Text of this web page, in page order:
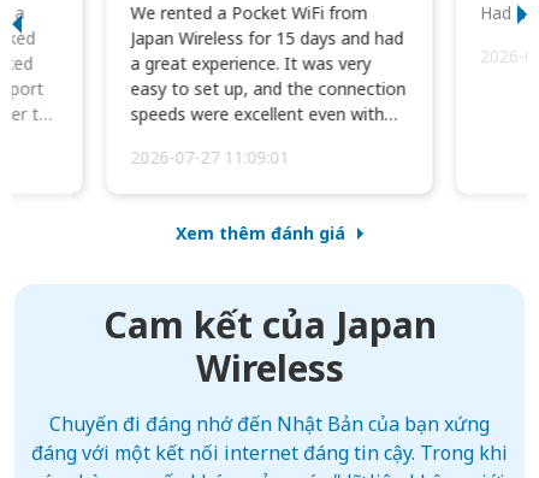
a
to
We rented a Pocket WiFi from
Japan Wireless for 15 days and had
a great experience. It was very
easy to set up, and the connection
speeds were excellent even with
2026-07-27 11:09:01
Had
2026-
Xem thêm đánh giá
Cam kết của Japan
Wireless
Chuyến đi đáng nhớ đến Nhật Bản của bạn xứng
đáng với một kết nối internet đáng tin cậy. Trong khi